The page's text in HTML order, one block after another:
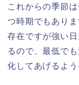
これからの季節
つ時期でもあり
存在ですが強い
るので、最低で
化してあげるよう